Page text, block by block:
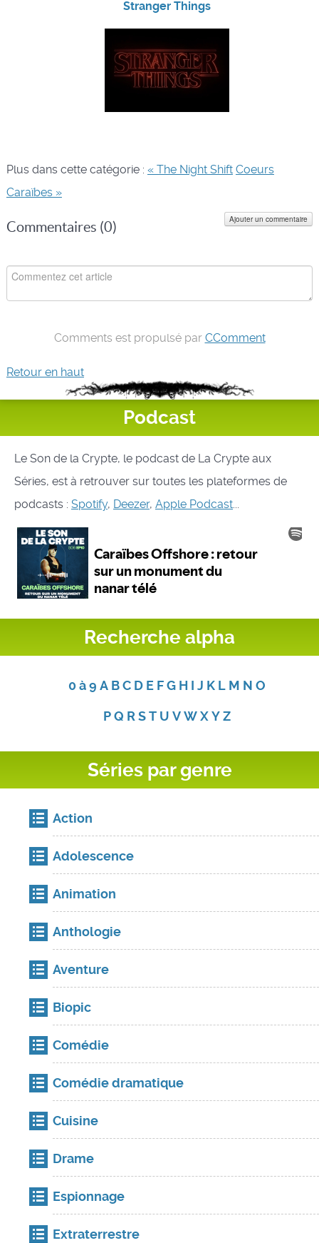
Stranger Things
Plus dans cette catégorie : « The Night Shift Coeurs
Caraïbes »
Commentaires (0)
Ajouter un commentaire
Comments est propulsé par CComment
Retour en haut
Podcast
Le Son de la Crypte, le podcast de La Crypte aux
Séries, est à retrouver sur toutes les plateformes de
podcasts : Spotify, Deezer, Apple Podcast...
Recherche alpha
0 à 9 A B C D E F G H I J K L M N O
P Q R S T U V W X Y Z
Séries par genre
Action
Adolescence
Animation
Anthologie
Aventure
Biopic
Comédie
Comédie dramatique
Cuisine
Drame
Espionnage
Extraterrestre